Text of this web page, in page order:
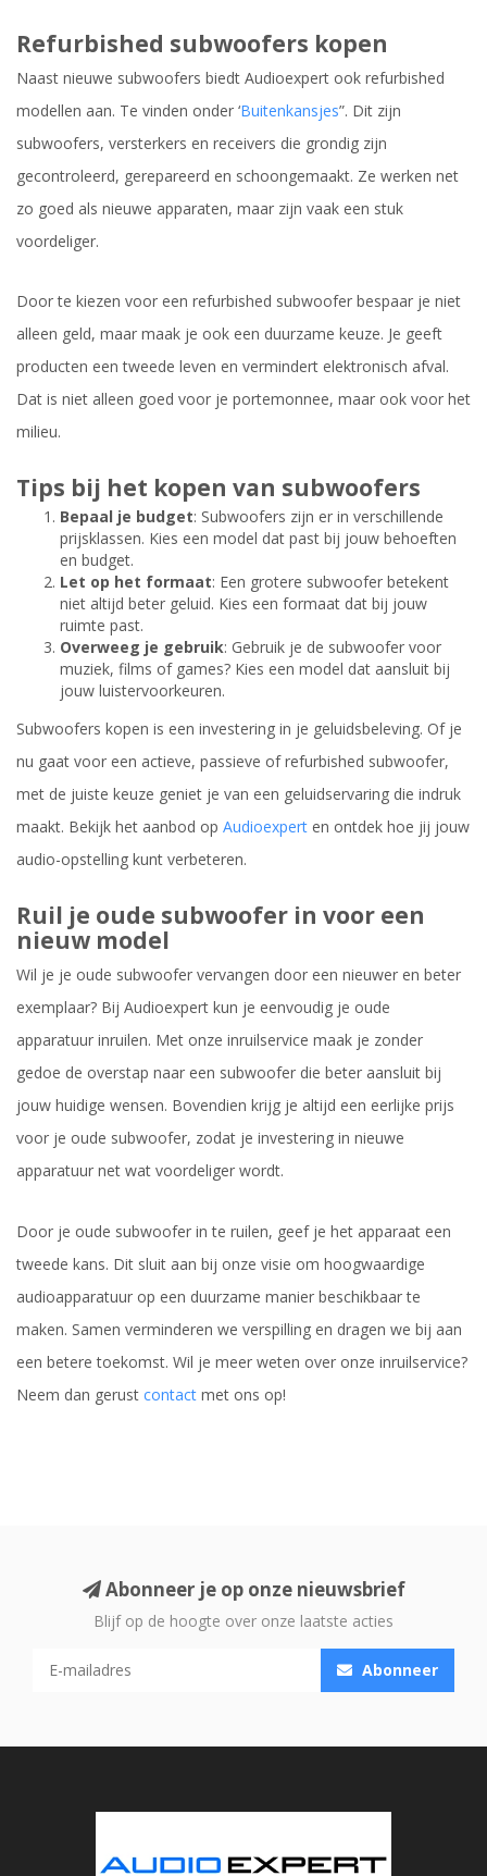
Refurbished subwoofers kopen
Naast nieuwe subwoofers biedt Audioexpert ook refurbished
modellen aan. Te vinden onder ‘Buitenkansjes”. Dit zijn
subwoofers, versterkers en receivers die grondig zijn
gecontroleerd, gerepareerd en schoongemaakt. Ze werken net
zo goed als nieuwe apparaten, maar zijn vaak een stuk
voordeliger.
Door te kiezen voor een refurbished subwoofer bespaar je niet
alleen geld, maar maak je ook een duurzame keuze. Je geeft
producten een tweede leven en vermindert elektronisch afval.
Dat is niet alleen goed voor je portemonnee, maar ook voor het
milieu.
Tips bij het kopen van subwoofers
Bepaal je budget: Subwoofers zijn er in verschillende
prijsklassen. Kies een model dat past bij jouw behoeften
en budget.
Let op het formaat: Een grotere subwoofer betekent
niet altijd beter geluid. Kies een formaat dat bij jouw
ruimte past.
Overweeg je gebruik: Gebruik je de subwoofer voor
muziek, films of games? Kies een model dat aansluit bij
jouw luistervoorkeuren.
Subwoofers kopen is een investering in je geluidsbeleving. Of je
nu gaat voor een actieve, passieve of refurbished subwoofer,
met de juiste keuze geniet je van een geluidservaring die indruk
maakt. Bekijk het aanbod op Audioexpert en ontdek hoe jij jouw
audio-opstelling kunt verbeteren.
Ruil je oude subwoofer in voor een
nieuw model
Wil je je oude subwoofer vervangen door een nieuwer en beter
exemplaar? Bij Audioexpert kun je eenvoudig je oude
apparatuur inruilen. Met onze inruilservice maak je zonder
gedoe de overstap naar een subwoofer die beter aansluit bij
jouw huidige wensen. Bovendien krijg je altijd een eerlijke prijs
voor je oude subwoofer, zodat je investering in nieuwe
apparatuur net wat voordeliger wordt.
Door je oude subwoofer in te ruilen, geef je het apparaat een
tweede kans. Dit sluit aan bij onze visie om hoogwaardige
audioapparatuur op een duurzame manier beschikbaar te
maken. Samen verminderen we verspilling en dragen we bij aan
een betere toekomst. Wil je meer weten over onze inruilservice?
Neem dan gerust contact met ons op!
Abonneer je op onze nieuwsbrief
Blijf op de hoogte over onze laatste acties
Abonneer